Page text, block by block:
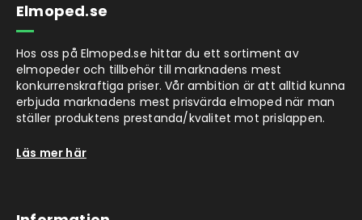
Elmoped.se
Hos oss på Elmoped.se hittar du ett sortiment av
elmopeder och tillbehör till marknadens mest
konkurrenskraftiga priser. Vår ambition är att alltid kunna
erbjuda marknadens mest prisvärda elmoped när man
ställer produktens prestanda/kvalitet mot prislappen.
Läs mer här